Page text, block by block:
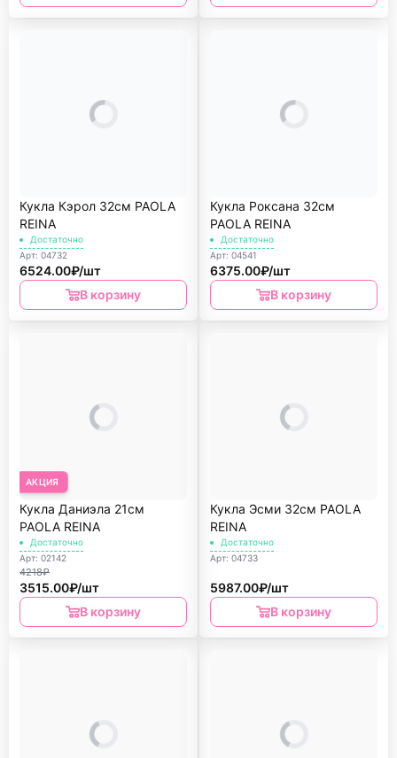
Кукла Кэрол 32см PAOLA
REINА
Достаточно
Арт: 04732
6524.00₽/шт
В корзину
Кукла Роксана 32см
PAOLA REINА
Достаточно
Арт: 04541
6375.00₽/шт
В корзину
АКЦИЯ
Кукла Даниэла 21см
PAOLA REINА
Достаточно
Арт: 02142
4218₽
3515.00₽/шт
В корзину
Кукла Эсми 32см PAOLA
REINА
Достаточно
Арт: 04733
5987.00₽/шт
В корзину